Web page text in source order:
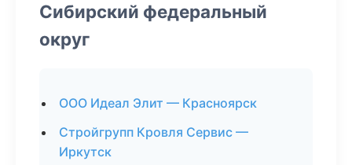
Сибирский федеральный
округ
ООО Идеал Элит — Красноярск
Стройгрупп Кровля Сервис —
Иркутск